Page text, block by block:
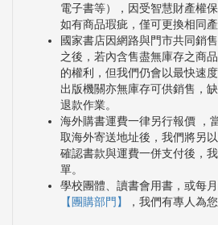
電子書等），因受智慧財產權
如有商品瑕疵，僅可更換相同產
國家書店因網路與門市共同銷
之後，若內含售盡無庫存之商
的權利，但我們仍會以最快速
出版機關亦無庫存可供銷售，
退款作業。
海外購書運費一律另行報價 ，
取海外寄送地址後，我們將另
確認書款與運費一併支付後，
單。
學校團體、讀書會用書，或每
【團購部門】
，我們有專人為您